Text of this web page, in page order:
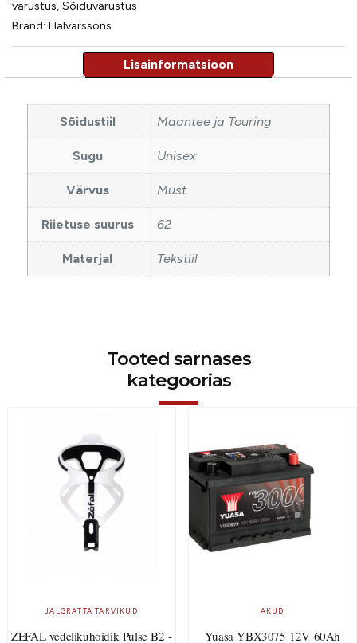
varustus, Sõiduvarustus
Bränd: Halvarssons
Sõidustiil Maantee ja Touring
Sugu Unisex
Värvus Must
Riietuse suurus 62
Materjal Tekstiil
Tooted sarnases
kategoorias
JALGRATTA TARVIKUD
ZEFAL vedelikuhoidik Pulse B2 -
AKUD
Yuasa YBX3075 12V 60Ah